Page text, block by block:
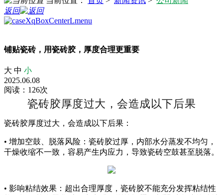
返回
铺贴瓷砖，用瓷砖胶，厚度合理更重要
大 中 小
2025.06.08
阅读：126次
瓷砖胶厚度过大，会造成以下后果
瓷砖胶厚度过大，会造成以下后果：
• 增加空鼓、脱落风险：瓷砖胶过厚，内部水分蒸发不均匀，
干燥收缩不一致，容易产生内应力，导致瓷砖空鼓甚至脱落。
• 影响粘结效果：超出合理厚度，瓷砖胶不能充分发挥粘结性